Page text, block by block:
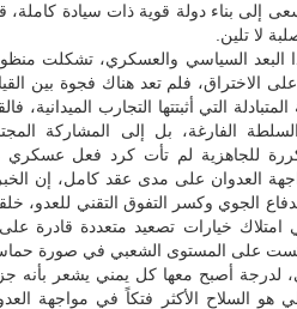
إلى بناء دولة قوية ذات سيادة كاملة،
لا تلين.
البعد السياسي والعسكري، تشكلت
الاختراق، فلم تعد هناك فجوة بين
التي أثبتتها التجارب
الفارغة، بل إلى المشاركة
للجاهزية لم تأت كرد فعل
العدوان على مدى عقد كامل، إن
الجوي وكسر التفوق التقني
امتلاك خيارات تصعيد متعددة قادرة
على المستوى الشعبي في صورة
لدرجة أصبح معها كل يمني يشعر بأنه
هو السلاح الأكثر فتكاً في مواجهة